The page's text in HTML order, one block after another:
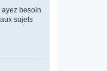
besoin
sujets